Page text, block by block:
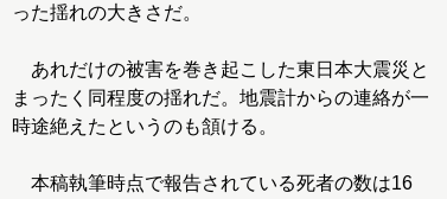
った揺れの大きさだ。
あれだけの被害を巻き起こした東日本大震災と
まったく同程度の揺れだ。地震計からの連絡が一
時途絶えたというのも頷ける。
本稿執筆時点で報告されている死者の数は16